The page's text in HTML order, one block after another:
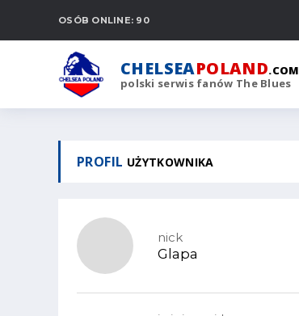
OSÓB ONLINE: 90
CHELSEAPOLAND.COM
polski serwis fanów The Blues
PROFIL UŻYTKOWNIKA
nick
Glapa